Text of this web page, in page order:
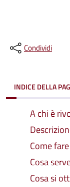
Condividi
INDICE DELLA
A chi è
Come fare
Cosa
Cosa si